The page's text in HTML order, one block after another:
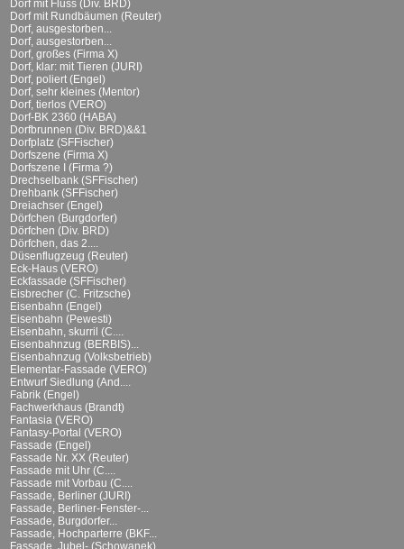
Dorf mit Fluss (Div. BRD)
Dorf mit Rundbäumen (Reuter)
Dorf, ausgestorben...
Dorf, ausgestorben...
Dorf, großes (Firma X)
Dorf, klar: mit Tieren (JURI)
Dorf, poliert (Engel)
Dorf, sehr kleines (Mentor)
Dorf, tierlos (VERO)
Dorf-BK 2360 (HABA)
Dorfbrunnen (Div. BRD)&&1
Dorfplatz (SFFischer)
Dorfszene (Firma X)
Dorfszene I (Firma ?)
Drechselbank (SFFischer)
Drehbank (SFFischer)
Dreiachser (Engel)
Dörfchen (Burgdorfer)
Dörfchen (Div. BRD)
Dörfchen, das 2....
Düsenflugzeug (Reuter)
Eck-Haus (VERO)
Eckfassade (SFFischer)
Eisbrecher (C. Fritzsche)
Eisenbahn (Engel)
Eisenbahn (Pewesti)
Eisenbahn, skurril (C....
Eisenbahnzug (BERBIS)...
Eisenbahnzug (Volksbetrieb)
Elementar-Fassade (VERO)
Entwurf Siedlung (And....
Fabrik (Engel)
Fachwerkhaus (Brandt)
Fantasia (VERO)
Fantasy-Portal (VERO)
Fassade (Engel)
Fassade Nr. XX (Reuter)
Fassade mit Uhr (C....
Fassade mit Vorbau (C....
Fassade, Berliner (JURI)
Fassade, Berliner-Fenster-...
Fassade, Burgdorfer...
Fassade, Hochparterre (BKF...
Fassade, Jubel- (Schowanek)